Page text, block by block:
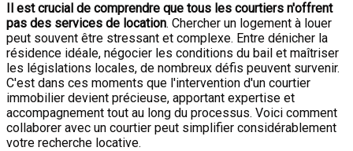
Il est crucial de comprendre que tous les courtiers n'offrent
pas des services de location. Chercher un logement à louer
peut souvent être stressant et complexe. Entre dénicher la
résidence idéale, négocier les conditions du bail et maîtriser
les législations locales, de nombreux défis peuvent survenir.
C'est dans ces moments que l'intervention d'un courtier
immobilier devient précieuse, apportant expertise et
accompagnement tout au long du processus. Voici comment
collaborer avec un courtier peut simplifier considérablement
votre recherche locative.